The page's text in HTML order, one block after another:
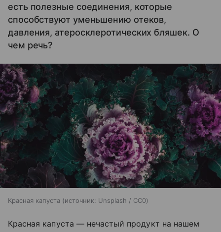
есть полезные соединения, которые
способствуют уменьшению отеков,
давления, атеросклеротических бляшек. О
чем речь?
Красная капуста источник: Unsplash / CC0
Красная капуста — нечастый продукт на нашем